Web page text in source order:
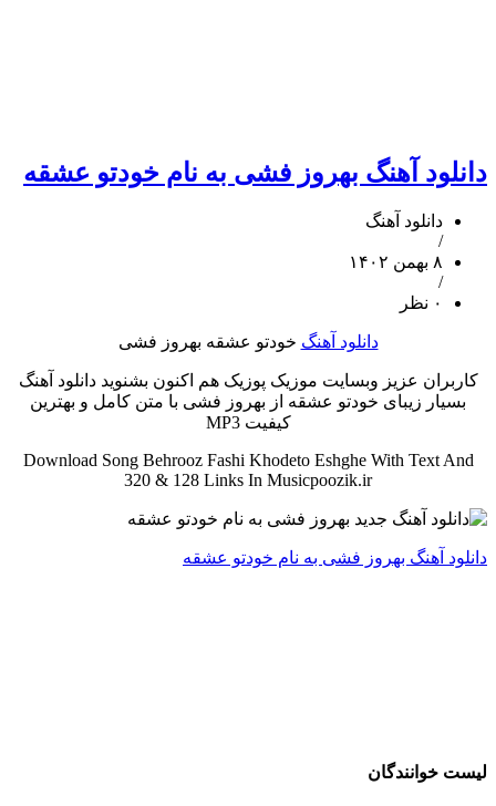
دانلود آهنگ بهروز فشی به نام خودتو عشقه
دانلود آهنگ
/
۸ بهمن ۱۴۰۲
/
۰ نظر
دانلود آهنگ خودتو عشقه بهروز فشی
کاربران عزیز وبسایت موزیک پوزیک هم اکنون بشنوید دانلود آهنگ
بسیار زیبای خودتو عشقه از بهروز فشی با متن کامل و بهترین
کیفیت MP3
Download Song Behrooz Fashi Khodeto Eshghe With Text And
320 & 128 Links In Musicpoozik.ir
دانلود آهنگ بهروز فشی به نام خودتو عشقه
لیست خوانندگان